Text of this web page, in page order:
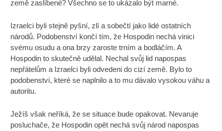
země zaslíbené? Všechno se to ukázalo být marné.
Izraelci byli stejně pyšní, zlí a sobečtí jako lidé ostatních
národů. Podobenství končí tím, že Hospodin nechá vinici
svému osudu a ona brzy zaroste trním a bodláčím. A
Hospodin to skutečně udělal. Nechal svůj lid napospas
nepřátelům a Izraelci byli odvedeni do cizí země. Bylo to
podobenství, které se naplnilo a to mu dávalo vysokou váhu a
autoritu.
Ježíš však neříká, že se situace bude opakovat. Nevaruje
posluchače, že Hospodin opět nechá svůj národ napospas